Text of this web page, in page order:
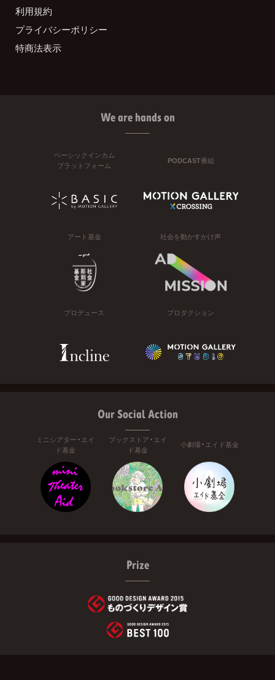
利用規約
プライバシーポリシー
特商法表示
We are hands on
ベーシックインカム
プラットフォーム
PODCAST番組
アート基金 社会を動かすかけ声
プロデュース プロダクション
Our Social Action
ミニシアター・エイ
ド基金
ブックストア・エイ
ド基金
小劇場・エイド基金
Prize